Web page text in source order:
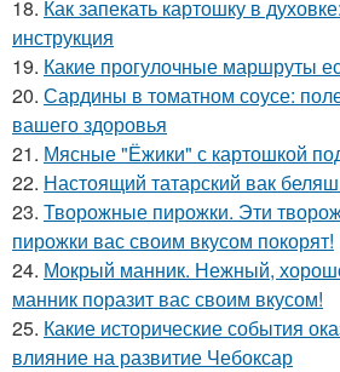
18. Как запекать картошку в
инструкция
19. Какие прогулочные маршруты
20. Сардины в томатном соусе:
вашего здоровья
21. Мясные "Ёжики" с картошкой
22. Настоящий татарский вак
23. Творожные пирожки. Эти
пирожки вас своим вкусом покорят!
24. Мокрый манник. Нежный,
манник поразит вас своим вкусом!
25. Какие исторические события
влияние на развитие Чебоксар